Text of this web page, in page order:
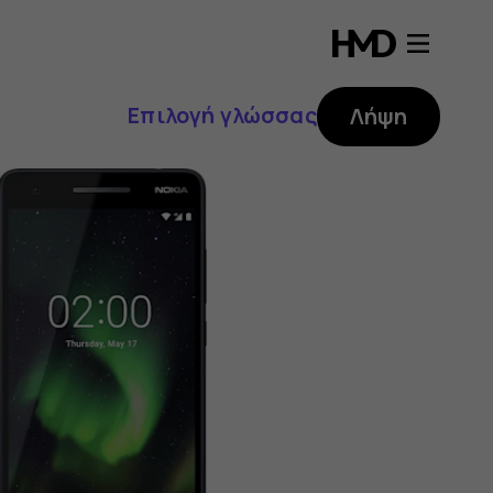
Επιλογή γλώσσας Λήψη